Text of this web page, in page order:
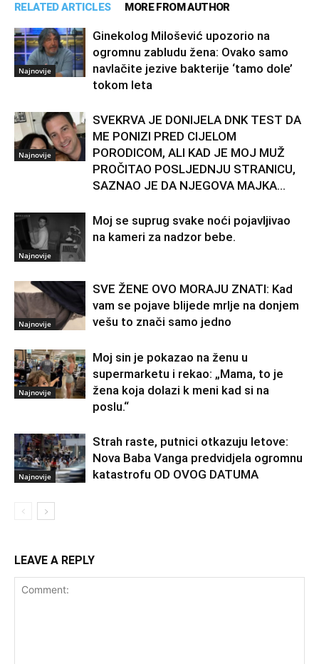
RELATED ARTICLES MORE FROM AUTHOR
Najnovije
Ginekolog Milošević upozorio na
ogromnu zabludu žena: Ovako samo
navlačite jezive bakterije ‘tamo dole’
tokom leta
Najnovije
SVEKRVA JE DONIJELA DNK TEST DA
ME PONIZI PRED CIJELOM
PORODICOM, ALI KAD JE MOJ MUŽ
PROČITAO POSLJEDNJU STRANICU,
SAZNAO JE DA NJEGOVA MAJKA...
Najnovije
Moj se suprug svake noći pojavljivao
na kameri za nadzor bebe.
Najnovije
SVE ŽENE OVO MORAJU ZNATI: Kad
vam se pojave blijede mrlje na donjem
vešu to znači samo jedno
Najnovije
Moj sin je pokazao na ženu u
supermarketu i rekao: „Mama, to je
žena koja dolazi k meni kad si na
poslu.“
Najnovije
Strah raste, putnici otkazuju letove:
Nova Baba Vanga predvidjela ogromnu
katastrofu OD OVOG DATUMA
LEAVE A REPLY